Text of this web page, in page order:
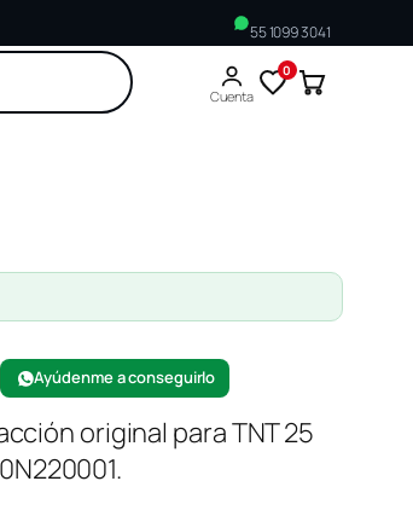
55 1099 3041
Cuenta
0
Ayúdenme a conseguirlo
original para TNT 25